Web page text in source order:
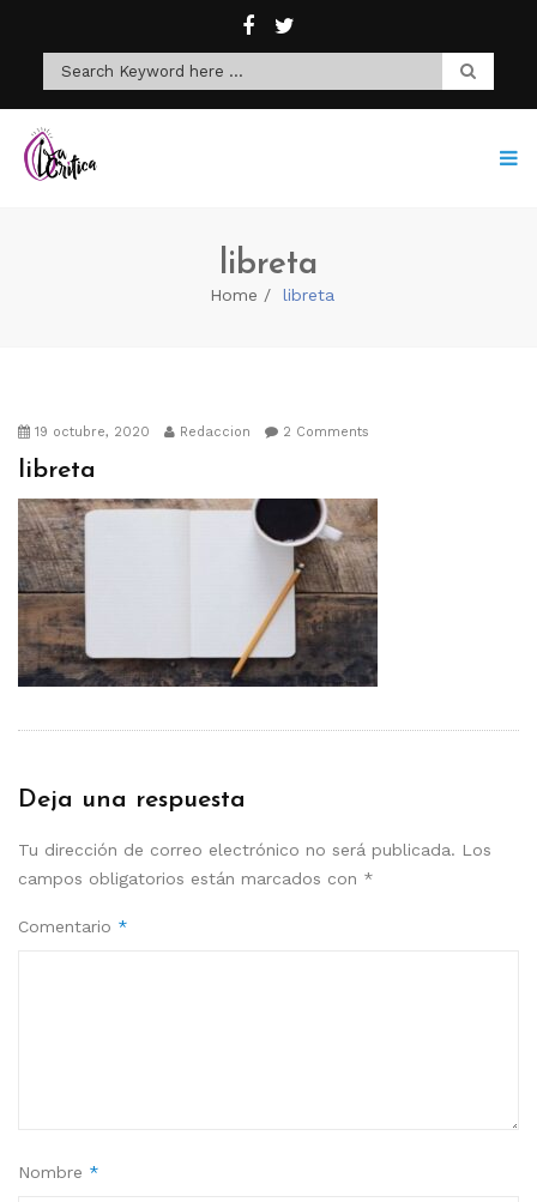
libreta
Home libreta
19 octubre, 2020 Redaccion 2 Comments
libreta
Deja una respuesta
Tu dirección de correo electrónico no será publicada. Los
campos obligatorios están marcados con *
Comentario *
Nombre *